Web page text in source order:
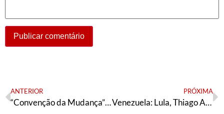
ANTERIOR
“Convenção da Mudança” homologa candidatura de Natália Bonavides nesta sexta-feira (2)
PRÓXIMA
Venezuela: Lula, Thiago Amparo e o que a imprensa não revela